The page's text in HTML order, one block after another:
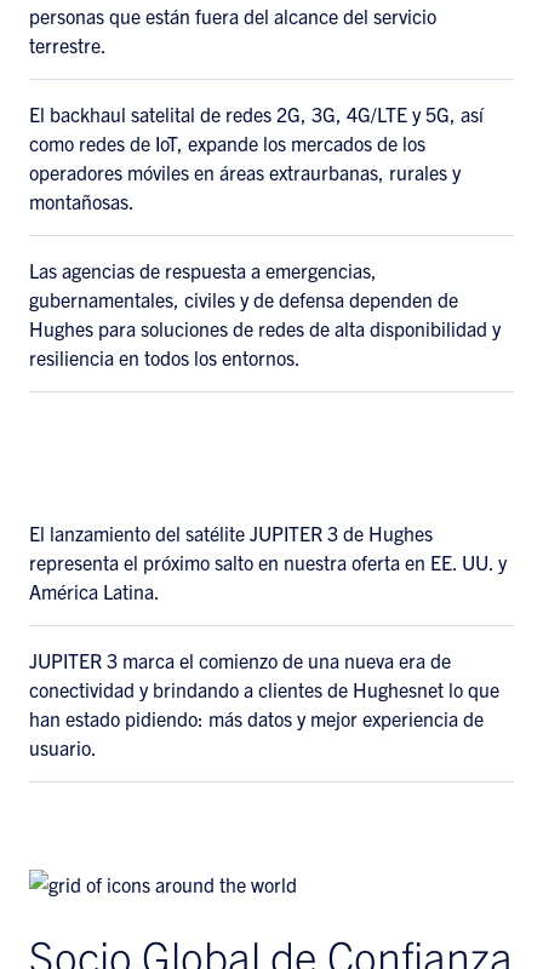
personas que están fuera del alcance del servicio
terrestre.
El backhaul satelital de redes 2G, 3G, 4G/LTE y 5G, así
como redes de IoT, expande los mercados de los
operadores móviles en áreas extraurbanas, rurales y
montañosas.
Las agencias de respuesta a emergencias,
gubernamentales, civiles y de defensa dependen de
Hughes para soluciones de redes de alta disponibilidad y
resiliencia en todos los entornos.
El lanzamiento del satélite JUPITER 3 de Hughes
representa el próximo salto en nuestra oferta en EE. UU. y
América Latina.
JUPITER 3 marca el comienzo de una nueva era de
conectividad y brindando a clientes de Hughesnet lo que
han estado pidiendo: más datos y mejor experiencia de
usuario.
Socio Global de Confianza